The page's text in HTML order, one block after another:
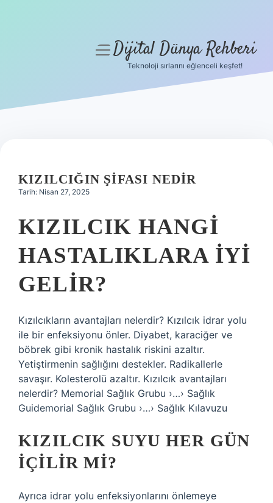
Hakkımızda
menüyüDijital Dünya Rehberi
Teknoloji sırlarını eğlenceli keşfet!
KIZILCIĞIN ŞIFASI NEDIR
Tarih: Nisan 27, 2025
KIZILCIK HANGI
HASTALIKLARA IYI
GELIR?
Kızılcıkların avantajları nelerdir? Kızılcık idrar yolu
ile bir enfeksiyonu önler. Diyabet, karaciğer ve
böbrek gibi kronik hastalık riskini azaltır.
Yetiştirmenin sağlığını destekler. Radikallerle
savaşır. Kolesterolü azaltır. Kızılcık avantajları
nelerdir? Memorial Sağlık Grubu ›…› Sağlık
Guidemorial Sağlık Grubu ›…› Sağlık Kılavuzu
KIZILCIK SUYU HER GÜN
IÇILIR MI?
Ayrıca idrar yolu enfeksiyonlarını önlemeye